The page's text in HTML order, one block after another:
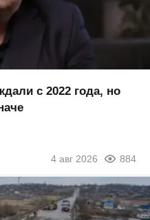
с 2022 года, но
4 авг 2026 884